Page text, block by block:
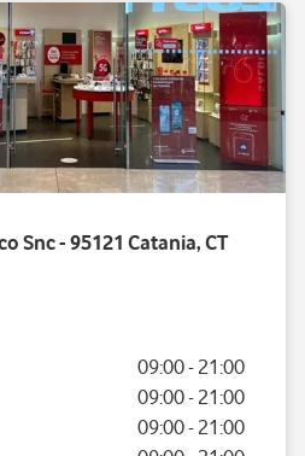
Snc - 95121 Catania, CT
09:00- 21:00
09:00- 21:00
09:00- 21:00